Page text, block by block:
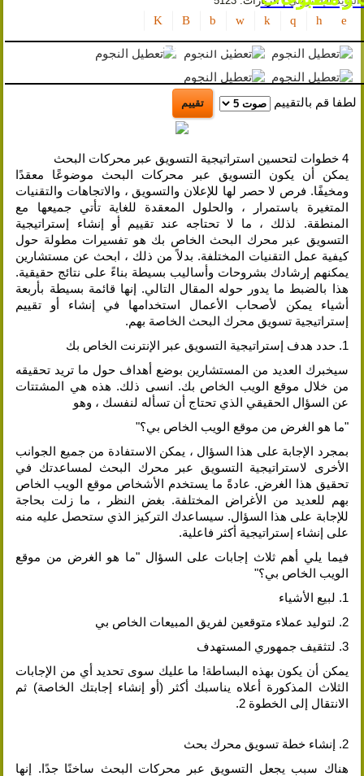
السياحة
تلميحات
الإعلان
و
الترويج
التسويق
و
الإعلان
و
الترويج
الذكاء
الاصطناعي
سياسة
الخصوصية
بوسترات و مجلات
لطفا قم بالتقييم
4 خطوات لتحسين استراتيجية التسويق عبر محركات البحث
يمكن أن يكون التسويق عبر محركات البحث موضوعًا معقدًا
ومخيفًا. فرص لا حصر لها للإعلان والتسويق ، والاتجاهات والتقنيات
المتغيرة باستمرار ، والحلول المعقدة للغاية تأتي جميعها مع
المنطقة. لذلك ، ما لا تحتاجه عند تقييم أو إنشاء إستراتيجية
التسويق عبر محرك البحث الخاص بك هو تفسيرات مطولة حول
كيفية عمل التقنيات المختلفة. بدلاً من ذلك ، ابحث عن مستشارين
يمكنهم إرشادك بشروحات وأساليب بسيطة بناءً على نتائج حقيقية.
هذا بالضبط ما يدور حوله المقال التالي. إنها قائمة بسيطة بأربعة
أشياء يمكن لأصحاب الأعمال استخدامها في إنشاء أو تقييم
إستراتيجية تسويق محرك البحث الخاصة بهم.
1. حدد هدف إستراتيجية التسويق عبر الإنترنت الخاص بك
سيخبرك العديد من المستشارين بوضع أهداف حول ما تريد تحقيقه
من خلال موقع الويب الخاص بك. انسى ذلك. هذه هي المشتتات
عن السؤال الحقيقي الذي تحتاج أن تسأله لنفسك ، وهو
"ما هو الغرض من موقع الويب الخاص بي؟"
بمجرد الإجابة على هذا السؤال ، يمكن الاستفادة من جميع الجوانب
الأخرى لاستراتيجية التسويق عبر محرك البحث لمساعدتك في
تحقيق هذا الغرض. عادةً ما يستخدم الأشخاص موقع الويب الخاص
بهم للعديد من الأغراض المختلفة. بغض النظر ، ما زلت بحاجة
للإجابة على هذا السؤال. سيساعدك التركيز الذي ستحصل عليه منه
على إنشاء إستراتيجية أكثر فاعلية.
فيما يلي أهم ثلاث إجابات على السؤال "ما هو الغرض من موقع
الويب الخاص بي؟"
1. لبيع الأشياء
2. لتوليد عملاء متوقعين لفريق المبيعات الخاص بي
3. لتثقيف جمهوري المستهدف
يمكن أن يكون بهذه البساطة! ما عليك سوى تحديد أي من الإجابات
الثلاث المذكورة أعلاه يناسبك أكثر (أو إنشاء إجابتك الخاصة) ثم
الانتقال إلى الخطوة 2.
2. إنشاء خطة تسويق محرك بحث
هناك سبب يجعل التسويق عبر محركات البحث ساخنًا جدًا. إنها